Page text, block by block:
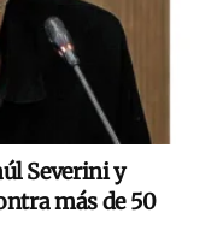
Severini y
más de 50